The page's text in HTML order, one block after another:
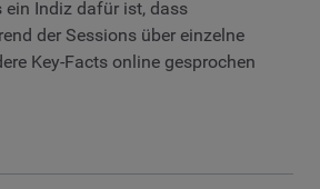
ein Indiz dafür ist, dass
der Sessions über einzelne
Key-Facts online gesprochen